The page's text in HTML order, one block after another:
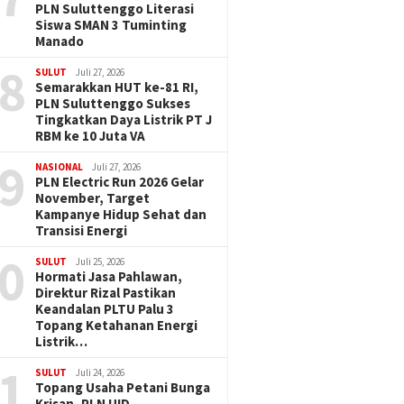
PLN Suluttenggo Literasi
Siswa SMAN 3 Tuminting
Manado
SULUT Juli 27, 2026
Semarakkan HUT ke-81 RI,
PLN Suluttenggo Sukses
Tingkatkan Daya Listrik PT J
RBM ke 10 Juta VA
NASIONAL Juli 27, 2026
PLN Electric Run 2026 Gelar
November, Target
Kampanye Hidup Sehat dan
Transisi Energi
SULUT Juli 25, 2026
Hormati Jasa Pahlawan,
Direktur Rizal Pastikan
Keandalan PLTU Palu 3
Topang Ketahanan Energi
Listrik…
SULUT Juli 24, 2026
Topang Usaha Petani Bunga